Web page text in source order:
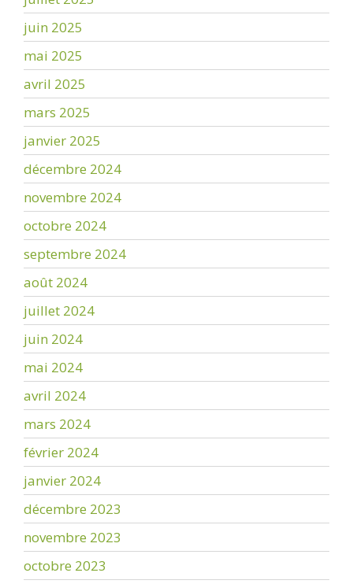
juin 2025
mai 2025
avril 2025
mars 2025
janvier 2025
décembre 2024
novembre 2024
octobre 2024
septembre 2024
août 2024
juillet 2024
juin 2024
mai 2024
avril 2024
mars 2024
février 2024
janvier 2024
décembre 2023
novembre 2023
octobre 2023